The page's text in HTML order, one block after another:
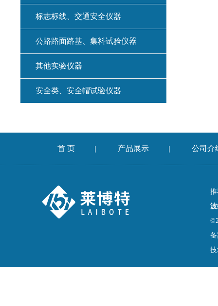
标志标线、交通安全仪器
公路路面路基、集料试验仪器
其他实验仪器
安全类、安全帽试验仪器
首 页 | 产品展示 | 公司介
备